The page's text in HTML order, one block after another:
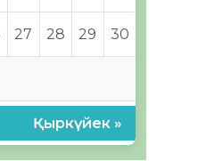
27 28 29 30
Қыркүйек »